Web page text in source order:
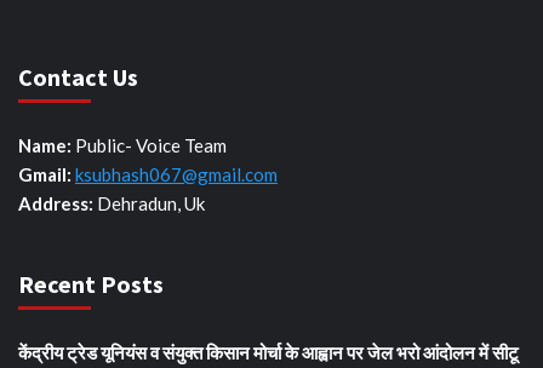
Contact Us
Name: Public- Voice Team
Gmail: ksubhash067@gmail.com
Address: Dehradun, Uk
Recent Posts
केंद्रीय ट्रेड यूनियंस व संयुक्त किसान मोर्चा के आह्वान पर जेल भरो आंदोलन में सीटू